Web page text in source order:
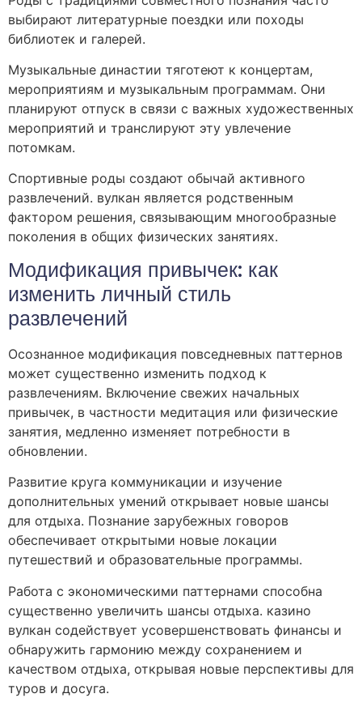
выбирают литературные поездки или походы
библиотек и галерей.
Музыкальные династии тяготеют к концертам,
мероприятиям и музыкальным программам. Они
планируют отпуск в связи с важных художественных
мероприятий и транслируют эту увлечение
потомкам.
Спортивные роды создают обычай активного
развлечений. вулкан является родственным
фактором решения, связывающим многообразные
поколения в общих физических занятиях.
Модификация привычек: как
изменить личный стиль
развлечений
Осознанное модификация повседневных паттернов
может существенно изменить подход к
развлечениям. Включение свежих начальных
привычек, в частности медитация или физические
занятия, медленно изменяет потребности в
обновлении.
Развитие круга коммуникации и изучение
дополнительных умений открывает новые шансы
для отдыха. Познание зарубежных говоров
обеспечивает открытыми новые локации
путешествий и образовательные программы.
Работа с экономическими паттернами способна
существенно увеличить шансы отдыха. казино
вулкан содействует усовершенствовать финансы и
обнаружить гармонию между сохранением и
качеством отдыха, открывая новые перспективы для
туров и досуга.